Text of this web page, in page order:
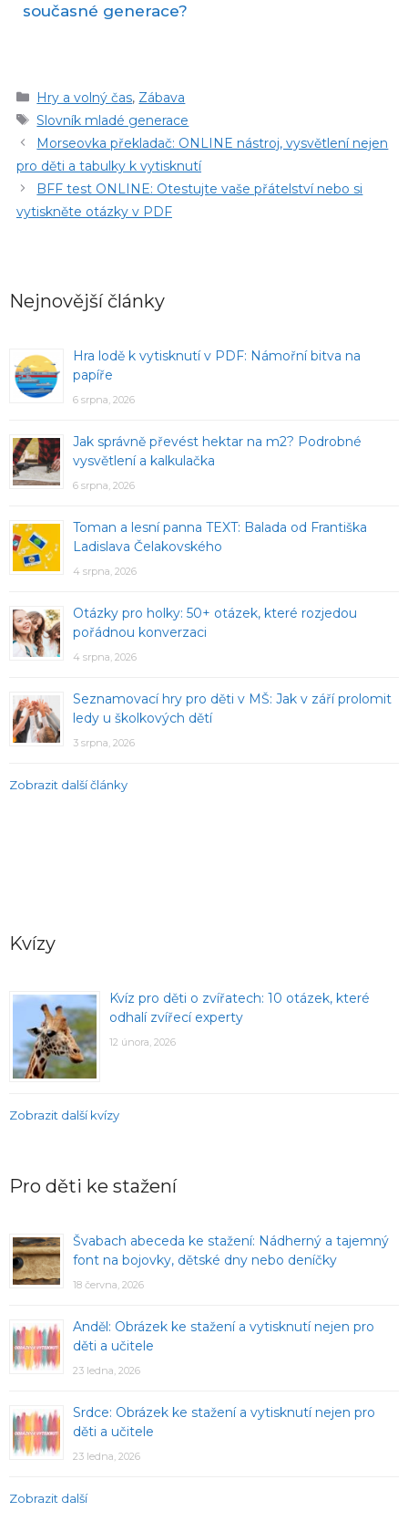
současné generace?
Rubriky
Hry a volný čas, Zábava
Štítky
Slovník mladé generace
Morseovka překladač: ONLINE nástroj, vysvětlení nejen
pro děti a tabulky k vytisknutí
BFF test ONLINE: Otestujte vaše přátelství nebo si
vytiskněte otázky v PDF
Nejnovější články
Hra lodě k vytisknutí v PDF: Námořní bitva na
papíře
6 srpna, 2026
Jak správně převést hektar na m2? Podrobné
vysvětlení a kalkulačka
6 srpna, 2026
Toman a lesní panna TEXT: Balada od Františka
Ladislava Čelakovského
4 srpna, 2026
Otázky pro holky: 50+ otázek, které rozjedou
pořádnou konverzaci
4 srpna, 2026
Seznamovací hry pro děti v MŠ: Jak v září prolomit
ledy u školkových dětí
3 srpna, 2026
Zobrazit další články
Kvízy
Kvíz pro děti o zvířatech: 10 otázek, které
odhalí zvířecí experty
12 února, 2026
Zobrazit další kvízy
Pro děti ke stažení
Švabach abeceda ke stažení: Nádherný a tajemný
font na bojovky, dětské dny nebo deníčky
18 června, 2026
Anděl: Obrázek ke stažení a vytisknutí nejen pro
děti a učitele
23 ledna, 2026
Srdce: Obrázek ke stažení a vytisknutí nejen pro
děti a učitele
23 ledna, 2026
Zobrazit další